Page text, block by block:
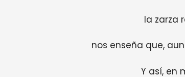
la zarza
nos enseña que,
Y así, en